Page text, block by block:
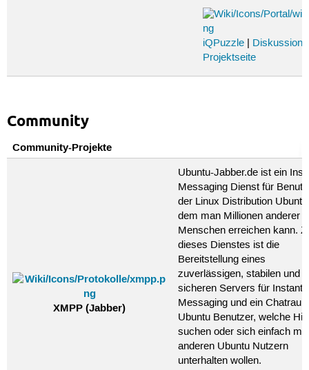
iQPuzzle Diskussion
Projektseite
Community
Community-Projekte
XMPP (Jabber)
Ubuntu-Jabber.de ist ein
Messaging Dienst für
der Linux Distribution
dem man Millionen anderer
Menschen erreichen kann.
dieses Dienstes ist die
Bereitstellung eines
zuverlässigen, stabilen und
sicheren Servers für Instant
Messaging und ein
Ubuntu Benutzer, welche
suchen oder sich einfach mit
anderen Ubuntu Nutzern
unterhalten wollen.